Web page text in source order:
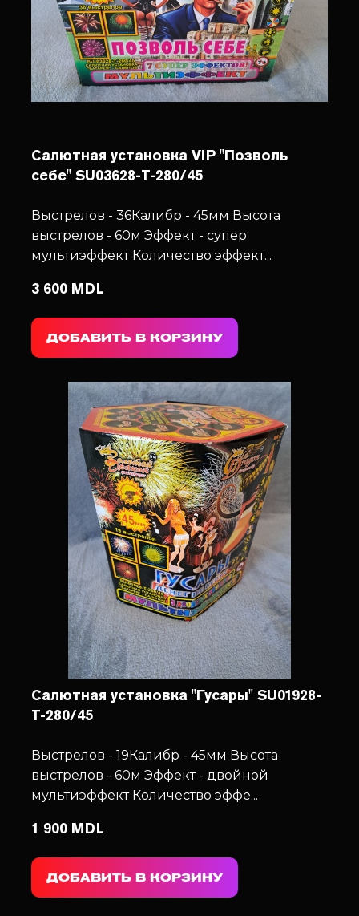
Салютная установка VIP "Позволь
себе" SU03628-T-280/45
Выстрелов - 36Калибр - 45мм Высота
выстрелов - 60м Эффект - супер
мультиэффект Количество эффект...
3 600 MDL
ДОБАВИТЬ В КОРЗИНУ
Салютная установка "Гусары" SU01928-
T-280/45
Выстрелов - 19Калибр - 45мм Высота
выстрелов - 60м Эффект - двойной
мультиэффект Количество эффе...
1 900 MDL
ДОБАВИТЬ В КОРЗИНУ